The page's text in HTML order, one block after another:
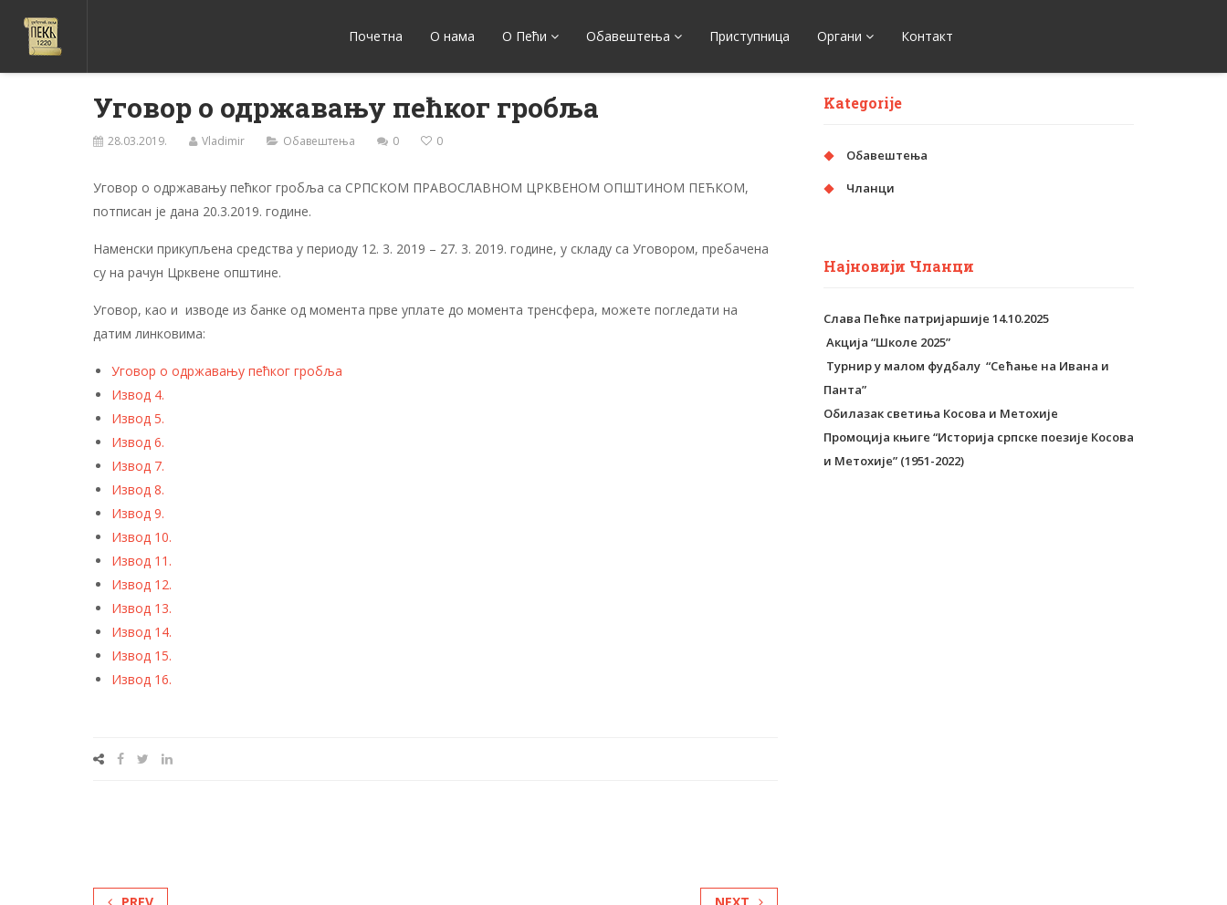
Почетна О нама О Пећи Обавештења Приступница Органи Контакт
Уговор о одржавању пећког гробља
28.03.2019. Vladimir Обавештења 0 0
Уговор о одржавању пећког гробља са СРПСКОМ ПРАВОСЛАВНОМ ЦРКВЕНОМ ОПШТИНОМ ПЕЋКОМ,
потписан је дана 20.3.2019. године.
Наменски прикупљена средства у периоду 12. 3. 2019 – 27. 3. 2019. године, у складу са Уговором, пребачена
су на рачун Црквене општине.
Уговор, као и изводе из банке од момента прве уплате до момента тренсфера, можете погледати на
датим линковима:
Уговор о одржавању пећког гробља
Извод 4.
Извод 5.
Извод 6.
Извод 7.
Извод 8.
Извод 9.
Извод 10.
Извод 11.
Извод 12.
Извод 13.
Извод 14.
Извод 15.
Извод 16.
Kategorije
Обавештења
Чланци
Најновији Чланци
Слава Пећке патријаршије 14.10.2025
Aкција “Школе 2025”
Tурнир у малом фудбалу “Сећање на Ивана и
Панта”
Обилазак светиња Косова и Метохије
Промоција књиге “Историја српске поезије Косова
и Метохије” (1951-2022)